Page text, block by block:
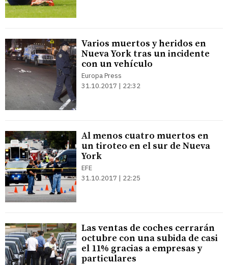
Varios muertos y heridos en
Nueva York tras un incidente
con un vehículo
Europa Press
31.10.2017 | 22:32
Al menos cuatro muertos en
un tiroteo en el sur de Nueva
York
EFE
31.10.2017 | 22:25
Las ventas de coches cerrarán
octubre con una subida de casi
el 11% gracias a empresas y
particulares